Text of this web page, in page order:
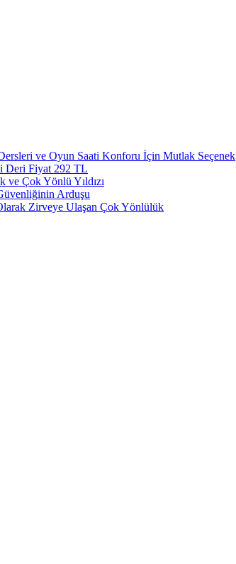
ve Oyun Saati Konforu İçin Mutlak Seçenek
Deri Fiyat 292 TL
ve Çok Yönlü Yıldızı
Arduşu
Zirveye Ulaşan Çok Yönlülük